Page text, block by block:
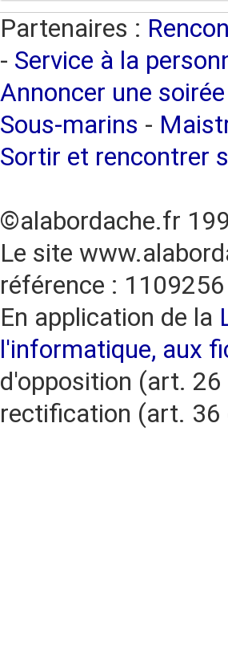
Partenaires :
- Service à la
Annoncer une soirée
Sous-marins -
Sortir et rencontrer
©alabordache.fr
Le site
référence : 1109256
En application de la
l'informatique, aux
d'opposition (art. 26
rectification (art. 36